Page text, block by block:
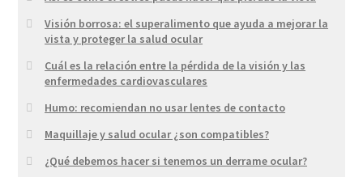
Visión borrosa: el superalimento que ayuda a mejorar la
vista y proteger la salud ocular
Cuál es la relación entre la pérdida de la visión y las
enfermedades cardiovasculares
Humo: recomiendan no usar lentes de contacto
Maquillaje y salud ocular ¿son compatibles?
¿Qué debemos hacer si tenemos un derrame ocular?